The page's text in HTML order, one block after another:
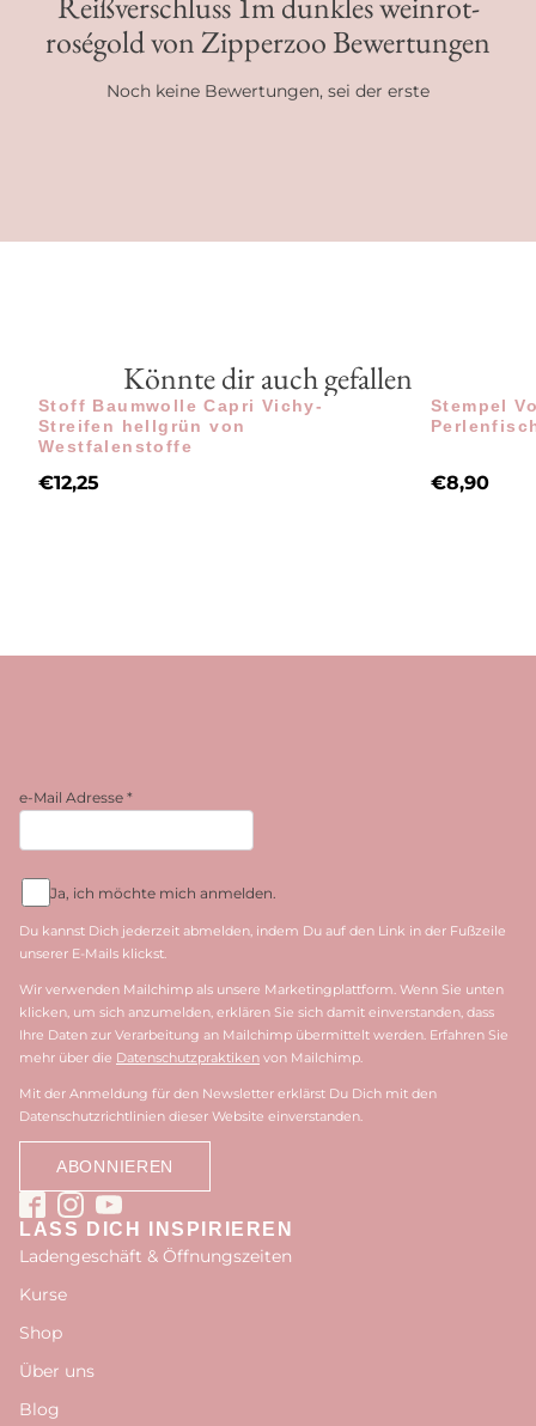
roségold von Zipperzoo Bewertungen
Noch keine Bewertungen, sei der erste
Könnte dir auch gefallen
Stoff Baumwolle Capri Vichy-
Streifen hellgrün von
Westfalenstoffe
€12,25
Stempel
€8,90
e-Mail Adresse *
Ja, ich möchte mich anmelden.
Du kannst Dich jederzeit abmelden, indem Du auf den Link in der Fußzeile
unserer E-Mails klickst.
Wir verwenden Mailchimp als unsere Marketingplattform. Wenn Sie unten
klicken, um sich anzumelden, erklären Sie sich damit einverstanden, dass
Ihre Daten zur Verarbeitung an Mailchimp übermittelt werden. Erfahren Sie
mehr über die Datenschutzpraktiken von Mailchimp.
Mit der Anmeldung für den Newsletter erklärst Du Dich mit den
Datenschutzrichtlinien dieser Website einverstanden.
LASS DICH INSPIRIEREN
Ladengeschäft & Öffnungszeiten
Kurse
Shop
Über uns
Blog